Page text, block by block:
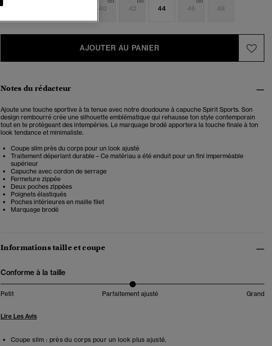
40 42 44 46 48
AJOUTER AU PANIER
Notes du rédacteur
Ajoute une touche sportive à ta tenue avec notre doudoune à capuche Spirit Sports. Son
design rembourré crée une silhouette emblématique qui rehausse ton style contemporain
tout en te protégeant des intempéries. Le marquage brodé apportera la touche finale à ton
look tendance et minimaliste.
Coupe slim près du corps pour un look ajusté
Traitement déperlant durable – Ce matériau a été enduit pour un fini imperméable
supérieur
Capuche avec cordon de serrage
Fermeture zippée
Deux poches zippées
Poignets élastiqués
Poches intérieures en maille filet
Marquage brodé
Informations taille et coupe
Conforme à la taille
Petit Parfaitement ajusté Grand
Lire Les Avis
Coupe slim : près du corps pour un look plus ajusté.